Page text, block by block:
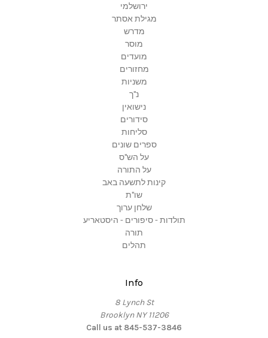
ירושלמי
מגילת אסתר
מדרש
מוסר
מועדים
מחזורים
משניות
נ"ך
נישואין
סידורים
סליחות
ספרים שונים
על הש"ס
על התורה
קינות לתשעה באב
שו"ת
שלחן ערוך
תולדות - סיפורים - היסטאריע
תורה
תהלים
Info
8 Lynch St
Brooklyn NY 11206
Call us at 845-537-3846